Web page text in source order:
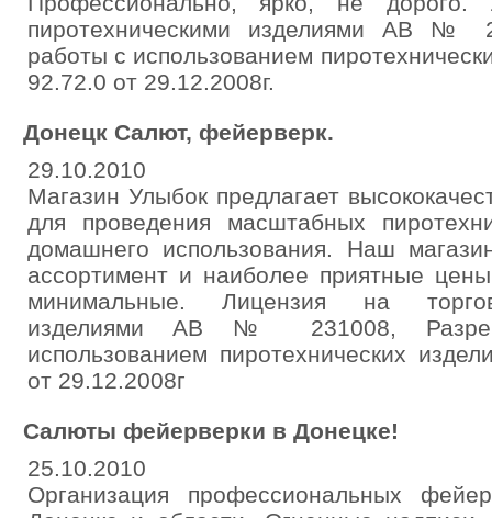
пиротехническими изделиями АВ №
работы с использованием
92.72.0 от 29.12.2008г.
Донецк Салют, фейерверк.
29.10.2010
Магазин Улыбок предлагает
для проведения масштабных
домашнего использования. Наш
ассортимент и наиболее приятные
минимальные. Лицензия на
изделиями АВ № 231008,
использованием пиротехнических
от 29.12.2008г
Салюты фейерверки в Донецке!
25.10.2010
Организация профессиональных